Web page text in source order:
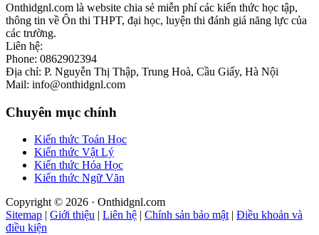
Onthidgnl.com là website chia sẻ miễn phí các kiến thức học tập,
thông tin về Ôn thi THPT, đại học, luyện thi đánh giá năng lực của
các trường.
Liên hệ:
Phone: 0862902394
Địa chỉ: P. Nguyễn Thị Thập, Trung Hoà, Cầu Giấy, Hà Nội
Mail: info@onthidgnl.com
Chuyên mục chính
Kiến thức Toán Học
Kiến thức Vật Lý
Kiến thức Hóa Học
Kiến thức Ngữ Văn
Copyright © 2026 · Onthidgnl.com
Sitemap | Giới thiệu | Liên hệ | Chính sản bảo mật| Điều khoản và
điều kiện